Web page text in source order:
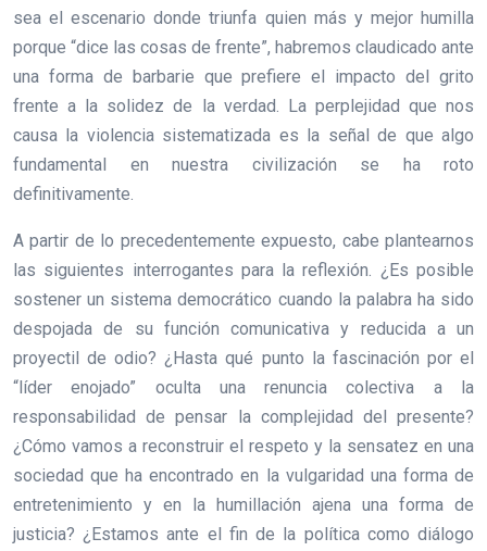
sea el escenario donde triunfa quien más y mejor humilla
porque “dice las cosas de frente”, habremos claudicado ante
una forma de barbarie que prefiere el impacto del grito
frente a la solidez de la verdad. La perplejidad que nos
causa la violencia sistematizada es la señal de que algo
fundamental en nuestra civilización se ha roto
definitivamente.
A partir de lo precedentemente expuesto, cabe plantearnos
las siguientes interrogantes para la reflexión. ¿Es posible
sostener un sistema democrático cuando la palabra ha sido
despojada de su función comunicativa y reducida a un
proyectil de odio? ¿Hasta qué punto la fascinación por el
“líder enojado” oculta una renuncia colectiva a la
responsabilidad de pensar la complejidad del presente?
¿Cómo vamos a reconstruir el respeto y la sensatez en una
sociedad que ha encontrado en la vulgaridad una forma de
entretenimiento y en la humillación ajena una forma de
justicia? ¿Estamos ante el fin de la política como diálogo